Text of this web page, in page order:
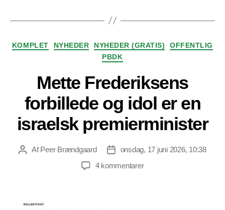
Kategorier
KOMPLET NYHEDER NYHEDER (GRATIS)
OFFENTLIG
PBDK
Mette Frederiksens
forbillede og idol er en
israelsk premierminister
Indlægsforfatter
AfPeer Brændgaard Indlægsdato
onsdag, 17 juni 2026, 10:38
4 kommentarertil